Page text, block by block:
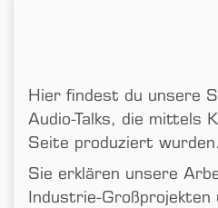
Hier findest du unsere
Audio-Talks, die mittels
Seite produziert wurden.
Sie erklären unsere
Industrie-Großprojekten